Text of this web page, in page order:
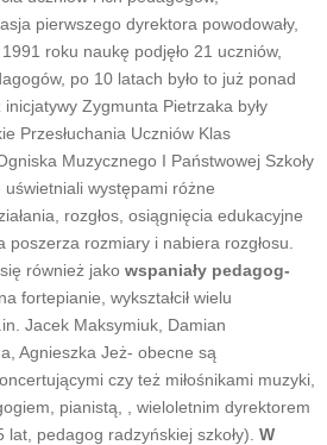
pierwszego dyrektora powodowały,
roku naukę podjęło 21 uczniów,
po 10 latach było to już ponad
Zygmunta Pietrzaka były
Przesłuchania Uczniów Klas
Muzycznego I Państwowej Szkoły
występami różne
rozgłos, osiągnięcia edukacyjne
poszerza rozmiary i nabiera rozgłosu.
również jako wspaniały pedagog-
fortepianie, wykształcił wielu
Jacek Maksymiuk, Damian
Agnieszka Jeż- obecne są
czy też miłośnikami muzyki,
pianistą, , wieloletnim dyrektorem
pedagog radzyńskiej szkoły). W